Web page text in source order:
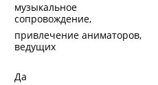
музыкальное
сопровождение
привлечение аниматоров,
ведущих
Да